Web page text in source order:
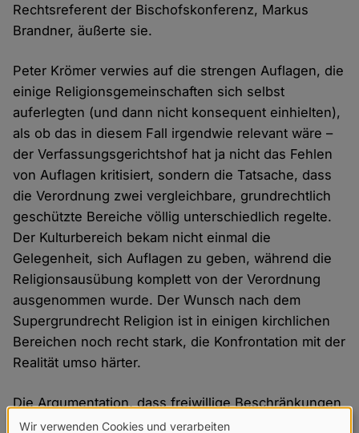
Rechtsreferent der Bischofskonferenz, Markus
Brandner, äußerte sie.
Peter Krömer verwies auf die strengen Auflagen, die
einige Religionsgemeinschaften sich selbst
auferlegten (und dann nicht konsequent einhielten),
als ob das in diesem Fall irgendwie relevant wäre –
der Verfassungsgerichtshof hat ja nicht das Fehlen
von Auflagen kritisiert, sondern die Tatsache, dass
die Verordnung zwei vergleichbare, grundrechtlich
geschützte Bereiche völlig unterschiedlich regelte.
Der Kulturbereich bekam nicht einmal die
Gelegenheit, sich Auflagen zu geben, während die
Religionsausübung komplett von der Verordnung
ausgenommen wurde. Der Wunsch nach dem
Supergrundrecht Religion ist in einigen kirchlichen
Bereichen noch recht stark, die Konfrontation mit der
Realität umso härter.
Die Argumentation, dass freiwillige Beschränkungen
eine Gruppe dem allgemeinen Gesetz entziehen, ist
Wir verwenden Cookies und verarbeiten